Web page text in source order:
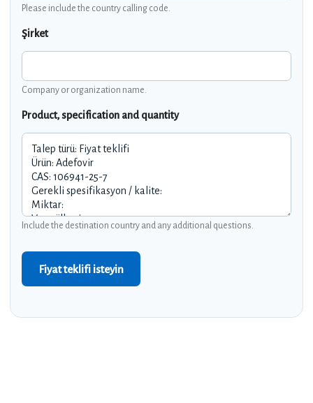
Please include the country calling code.
Şirket
Company or organization name.
Product, specification and quantity
Include the destination country and any additional questions.
Fiyat teklifi isteyin